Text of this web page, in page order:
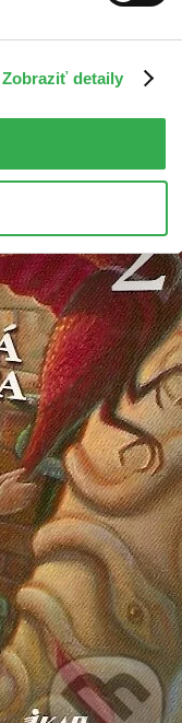
Zobraziť detaily